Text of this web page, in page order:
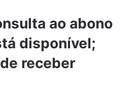
ao abono
disponível;
receber